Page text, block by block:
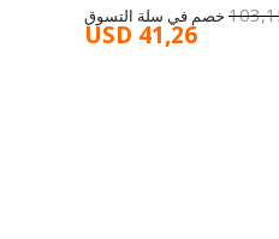
USD 41,26